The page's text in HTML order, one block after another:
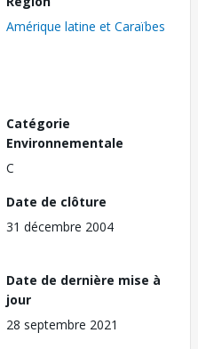
Amérique latine et Caraïbes
Catégorie
Environnementale
C
Date de clôture
31 décembre 2004
Date de dernière mise à
jour
28 septembre 2021